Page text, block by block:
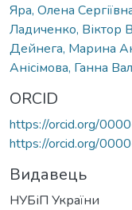
Яра, Олена
Ладиченко, Віктор
Дейнега, Марина
Анісімова, Ганна
ORCID
https://orcid.org/
https://orcid.org/
Видавець
НУБіП України